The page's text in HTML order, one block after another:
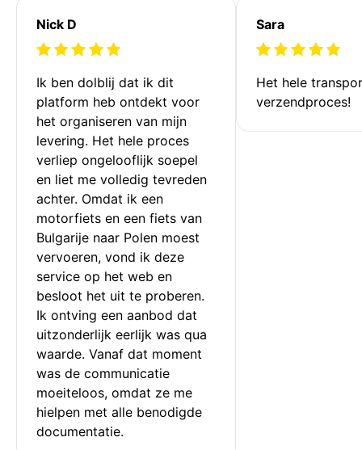
Nick D
Ik ben dolblij dat ik dit
platform heb ontdekt voor
het organiseren van mijn
levering. Het hele proces
verliep ongelooflijk soepel
en liet me volledig tevreden
achter. Omdat ik een
motorfiets en een fiets van
Bulgarije naar Polen moest
vervoeren, vond ik deze
service op het web en
besloot het uit te proberen.
Ik ontving een aanbod dat
uitzonderlijk eerlijk was qua
waarde. Vanaf dat moment
was de communicatie
moeiteloos, omdat ze me
hielpen met alle benodigde
documentatie.
Sara
Het hele
verzendproces!